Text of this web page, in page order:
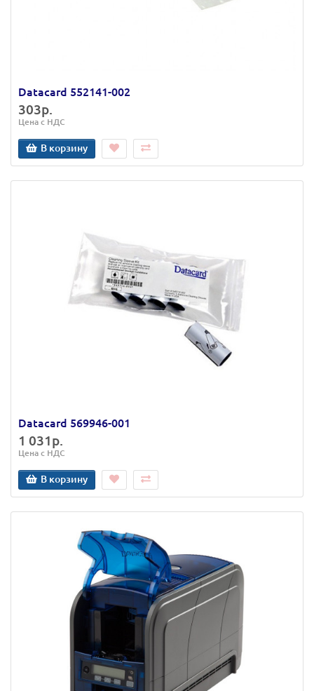
Datacard 552141-002
303р.
Цена с НДС
В корзину
Datacard 569946-001
1 031р.
Цена с НДС
В корзину